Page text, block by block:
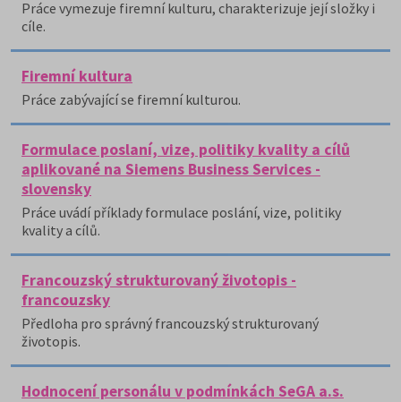
Práce vymezuje firemní kulturu, charakterizuje její složky i
cíle.
Firemní kultura
Práce zabývající se firemní kulturou.
Formulace poslaní, vize, politiky kvality a cílů
aplikované na Siemens Business Services -
slovensky
Práce uvádí příklady formulace poslání, vize, politiky
kvality a cílů.
Francouzský strukturovaný životopis -
francouzsky
Předloha pro správný francouzský strukturovaný
životopis.
Hodnocení personálu v podmínkách SeGA a.s.